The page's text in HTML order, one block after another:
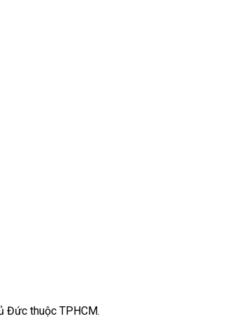
Đức thuộc TPHCM.